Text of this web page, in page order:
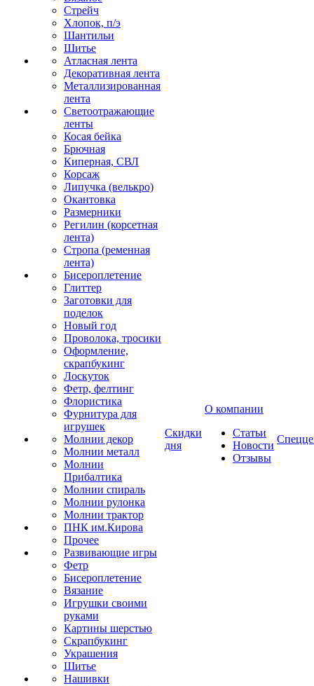
Стрейч
Хлопок, п/э
Шантильи
Шитье
Атласная лента
Декоративная лента
Металлизированная
лента
Светоотражающие
ленты
Косая бейка
Брючная
Киперная, СВЛ
Корсаж
Липучка (велькро)
Окантовка
Размерники
Регилин (корсетная
лента)
Стропа (ременная
лента)
Бисероплетение
Глиттер
Заготовки для
поделок
Новый год
Проволока, тросики
Оформление,
скрапбукинг
Лоскуток
Фетр, фелтинг
Флористика
Фурнитура для
игрушек
Молнии декор
Молнии металл
Молнии
Прибалтика
Молнии спираль
Молнии рулонка
Молнии трактор
ПНК им.Кирова
Прочее
Развивающие игры
Фетр
Бисероплетение
Вязание
Игрушки своими
руками
Картины шерстью
Скрапбукинг
Украшения
Шитье
Нашивки
Скидки
дня
О компании
Статьи
Новости
Отзывы